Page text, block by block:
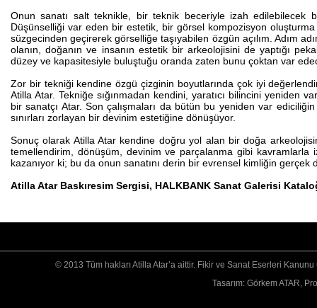
Onun sanatı salt teknikle, bir teknik beceriyle izah
Düşünselliği var eden bir estetik, bir görsel kompozisyon
süzgecinden geçirerek görselliğe taşıyabilen özgün açılım. Adım
olanın, doğanın ve insanın estetik bir arkeolojisini de yaptığı
düzey ve kapasitesiyle buluştuğu oranda zaten bunu çoktan var
Zor bir tekniği kendine özgü çizginin boyutlarında çok iyi
Atilla Atar. Tekniğe sığınmadan kendini, yaratıcı bilincini
bir sanatçı Atar. Son çalışmaları da bütün bu yeniden var
sınırları zorlayan bir devinim estetiğine dönüşüyor.
Sonuç olarak Atilla Atar kendine doğru yol alan bir doğa
temellendirim, dönüşüm, devinim ve parçalanma gibi kavramlarla
kazanıyor ki; bu da onun sanatını derin bir evrensel kimliğin
Atilla Atar Baskıresim Sergisi, HALKBANK Sanat Galerisi
© 2013 Tüm hakları Atilla Atar’a aittir. Fikir ve Sanat Eserleri
Tasarım: Görkem ATAR,